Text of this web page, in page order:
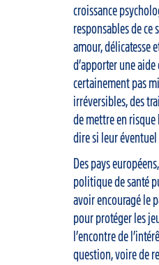
croissance
responsables de ce
amour, délicatesse
d’apporter une
certainement pas
irréversibles, des
de mettre en risque
dire si leur
Des pays
politique de santé
avoir encouragé le
pour protéger les
l’encontre de
question, voire de